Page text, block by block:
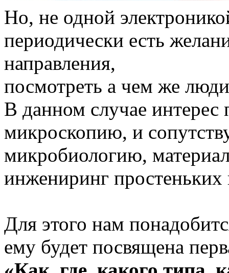
Но, не одной
периодически есть
направления,
посмотреть а чем же
В данном случае интерес
микроскопию, и
микробиологию,
инжениринг
Для этого нам
ему будет посвящена